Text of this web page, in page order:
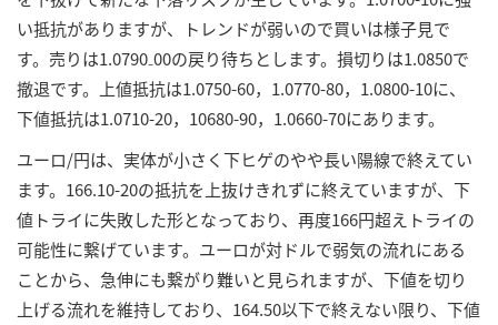
い抵抗がありますが、トレンドが弱いので買いは様子見で
す。売りは1.0790₋00の戻り待ちとします。損切りは1.0850で
撤退です。上値抵抗は1.0750-60，1.0770-80，1.0800-10に、
下値抵抗は1.0710-20，10680-90，1.0660-70にあります。
ユーロ/円は、実体が小さく下ヒゲのやや長い陽線で終えてい
ます。166.10-20の抵抗を上抜けきれずに終えていますが、下
値トライに失敗した形となっており、再度166円超えトライの
可能性に繋げています。ユーロが対ドルで弱気の流れにある
ことから、急伸にも繋がり難いと見られますが、下値を切り
上げる流れを維持しており、164.50以下で終えない限り、下値